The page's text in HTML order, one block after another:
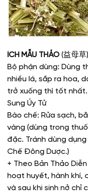
ÍCH MẪU THẢO (益母草)
Bộ phận dùng: Dùng
nhiều lá, sắp ra hoa,
trở xuống thì tốt
Sung Úy Tử
Bào chế: Rửa sạch,
vàng (dùng trong
đặc. Tránh dùng
Chế Đông Dược.)
+ Theo Bản Thảo
hoạt huyết, hành khí,
và sau khi sinh nở chỉ